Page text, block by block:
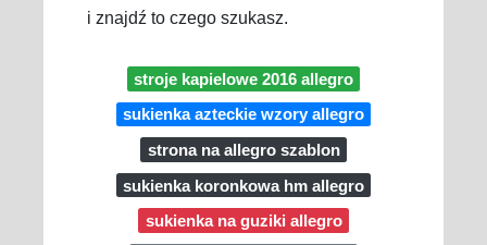
i znajdź to czego szukasz.
stroje kapielowe 2016 allegro
sukienka azteckie wzory allegro
strona na allegro szablon
sukienka koronkowa hm allegro
sukienka na guziki allegro